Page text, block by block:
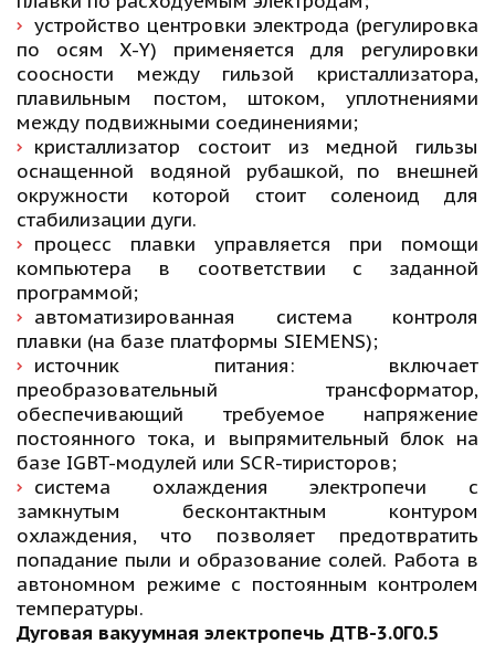
устройство центровки электрода (регулировка
по осям X-Y) применяется для регулировки
соосности между гильзой кристаллизатора,
плавильным постом, штоком, уплотнениями
между подвижными соединениями;
кристаллизатор состоит из медной гильзы
оснащенной водяной рубашкой, по внешней
окружности которой стоит соленоид для
стабилизации дуги.
процесс плавки управляется при помощи
компьютера в соответствии с заданной
программой;
автоматизированная система контроля
плавки (на базе платформы SIEMENS);
источник питания: включает
преобразовательный трансформатор,
обеспечивающий требуемое напряжение
постоянного тока, и выпрямительный блок на
базе IGBT-модулей или SCR-тиристоров;
система охлаждения электропечи с
замкнутым бесконтактным контуром
охлаждения, что позволяет предотвратить
попадание пыли и образование солей. Работа в
автономном режиме с постоянным контролем
температуры.
Дуговая вакуумная электропечь ДТВ-3.0Г0.5